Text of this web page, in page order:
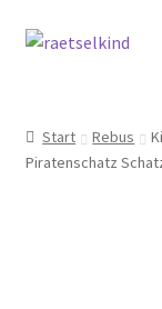
Zur
Zum
AGB
Start Rebus
Piratenschatz